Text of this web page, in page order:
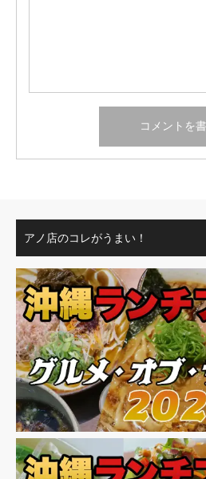
アノ店のコレがうまい！